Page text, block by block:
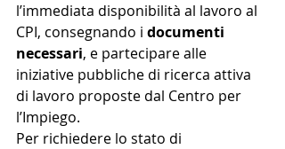
l’immediata disponibilità al lavoro al
CPI, consegnando i documenti
necessari, e partecipare alle
iniziative pubbliche di ricerca attiva
di lavoro proposte dal Centro per
l’Impiego.
Per richiedere lo stato di